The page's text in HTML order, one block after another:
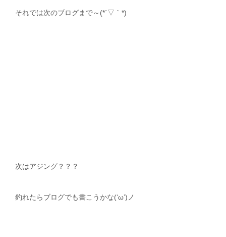
それでは次のブログまで～(*´▽｀*)
次はアジング？？？
釣れたらブログでも書こうかな(‘ω’)ノ